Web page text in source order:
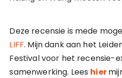
Deze recensie is mede
LIFF. Mijn dank aan het
Festival voor het recensie-
samenwerking. Lees hier